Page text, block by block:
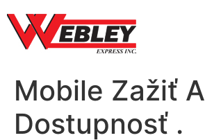
Mobile Zažiť A
Dostupnosť .